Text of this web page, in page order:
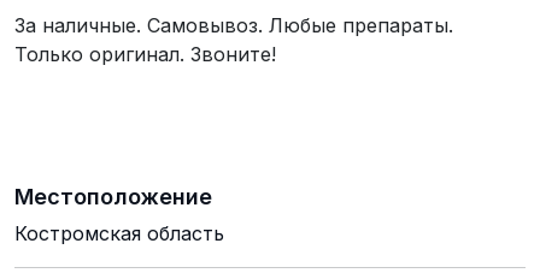
За наличные. Самовывоз. Любые препараты.
Только оригинал. Звоните!
Местоположение
Костромская область